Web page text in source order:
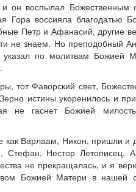
он воспылал Божественным
Гора воссияла благодатью
Петр и Афанасий, другие
не знаем. Но преподобный
указал по молитвам Божией
тот Фаворский свет,
истины укоренилось и
не гаснет Божией
Варлаам, Никон, пришли и
Стефан, Нестор Летописец,
не прекращалась, и я
Божией Матери в нашей